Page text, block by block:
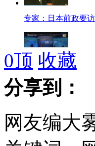
专家：日本前政要
专家称美国钓鱼岛"
强势围观 六大春运
0顶 收藏
分享到：
网友编大